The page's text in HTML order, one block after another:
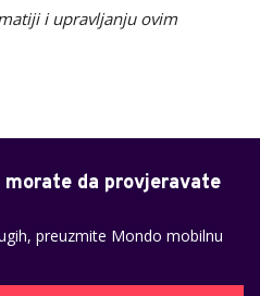
i upravljanju ovim
da provjeravate
preuzmite Mondo mobilnu